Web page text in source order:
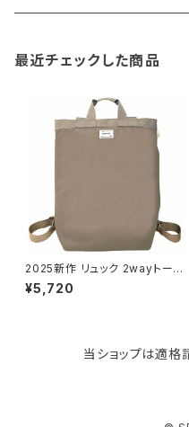
ソープディスペンサー
ガーデニング用品
クッション・クッションカバー
最近チェックした商品
2025新作 リュック 2wayトート
バッグ 撥水加工 ROOTOTE C
EOROO Nothing Special 10
¥5,720
当ショップは適格